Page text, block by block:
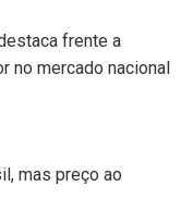
frente a
no mercado nacional
mas preço ao